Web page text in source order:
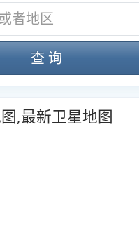
查 询
,最新卫星地图